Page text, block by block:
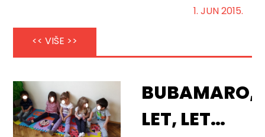
1. JUN 2015.
<< VIŠE >>
BUBAMARO,
LET, LET…